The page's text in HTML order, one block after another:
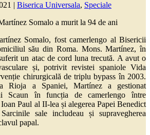
| Biserica Universala, Speciale
Somalo, fost camerlengo al Bisericii
său din Roma. Mons. Martínez, în
un atac de cord luna trecută. A avut o
și, potrivit revistei spaniole Vida
chirurgicală de triplu bypass în 2003.
Rioja a Spaniei, Martínez a gestionat
Scaun în funcția de camerlengo între
Paul al II-lea și alegerea Papei Benedict
sale includeau și supravegherea
papal.